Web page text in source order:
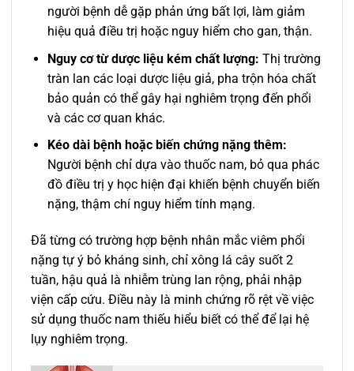
người bệnh dễ gặp phản ứng bất lợi, làm giảm
hiệu quả điều trị hoặc nguy hiểm cho gan, thận.
Nguy cơ từ dược liệu kém chất lượng: Thị trường
tràn lan các loại dược liệu giả, pha trộn hóa chất
bảo quản có thể gây hại nghiêm trọng đến phổi
và các cơ quan khác.
Kéo dài bệnh hoặc biến chứng nặng thêm:
Người bệnh chỉ dựa vào thuốc nam, bỏ qua phác
đồ điều trị y học hiện đại khiến bệnh chuyển biến
nặng, thậm chí nguy hiểm tính mạng.
Đã từng có trường hợp bệnh nhân mắc viêm phổi
nặng tự ý bỏ kháng sinh, chỉ xông lá cây suốt 2
tuần, hậu quả là nhiễm trùng lan rộng, phải nhập
viện cấp cứu. Điều này là minh chứng rõ rệt về việc
sử dụng thuốc nam thiếu hiểu biết có thể để lại hệ
lụy nghiêm trọng.